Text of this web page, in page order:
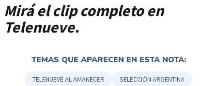
Mirá el clip completo en
Telenueve.
TEMAS QUE APARECEN EN ESTA NOTA:
TELENUEVE AL AMANECER SELECCIÓN ARGENTINA